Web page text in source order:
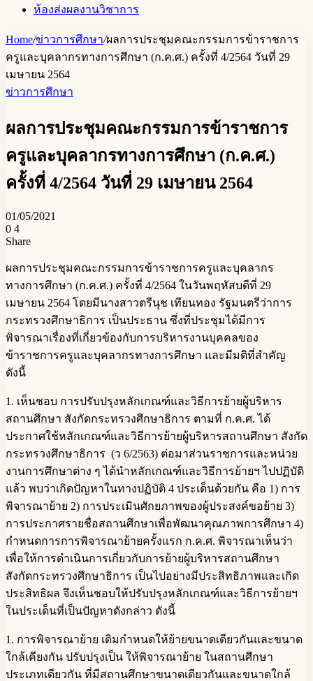
ห้องส่งผลงานวิชาการ
Home/ข่าวการศึกษา/ผลการประชุมคณะกรรมการข้าราชการ
ครูและบุคลากรทางการศึกษา (ก.ค.ศ.) ครั้งที่ 4/2564 วันที่ 29
เมษายน 2564
ข่าวการศึกษา
ผลการประชุมคณะกรรมการข้าราชการ
ครูและบุคลากรทางการศึกษา (ก.ค.ศ.)
ครั้งที่ 4/2564 วันที่ 29 เมษายน 2564
01/05/2021
0 4
Share
via
ผลการประชุมคณะกรรมการข้าราชการครูและบุคลากร
ทางการศึกษา (ก.ค.ศ.) ครั้งที่ 4/2564 ในวันพฤหัสบดีที่ 29
เมษายน 2564 โดยมีนางสาวตรีนุช เทียนทอง รัฐมนตรีว่าการ
กระทรวงศึกษาธิการ เป็นประธาน ซึ่งที่ประชุมได้มีการ
พิจารณาเรื่องที่เกี่ยวข้องกับการบริหารงานบุคคลของ
ข้าราชการครูและบุคลากรทางการศึกษา และมีมติที่สำคัญ
ดังนี้
1. เห็นชอบ การปรับปรุงหลักเกณฑ์และวิธีการย้ายผู้บริหาร
สถานศึกษา สังกัดกระทรวงศึกษาธิการ ตามที่ ก.ค.ศ. ได้
ประกาศใช้หลักเกณฑ์และวิธีการย้ายผู้บริหารสถานศึกษา สังกัด
กระทรวงศึกษาธิการ (ว 6/2563) ต่อมาส่วนราชการและหน่วย
งานการศึกษาต่าง ๆ ได้นำหลักเกณฑ์และวิธีการย้ายฯ ไปปฏิบัติ
แล้ว พบว่าเกิดปัญหาในทางปฏิบัติ 4 ประเด็นด้วยกัน คือ 1) การ
พิจารณาย้าย 2) การประเมินศักยภาพของผู้ประสงค์ขอย้าย 3)
การประกาศรายชื่อสถานศึกษาเพื่อพัฒนาคุณภาพการศึกษา 4)
กำหนดการการพิจารณาย้ายครั้งแรก ก.ค.ศ. พิจารณาเห็นว่า
เพื่อให้การดำเนินการเกี่ยวกับการย้ายผู้บริหารสถานศึกษา
สังกัดกระทรวงศึกษาธิการ เป็นไปอย่างมีประสิทธิภาพและเกิด
ประสิทธิผล จึงเห็นชอบให้ปรับปรุงหลักเกณฑ์และวิธีการย้ายฯ
ในประเด็นที่เป็นปัญหาดังกล่าว ดังนี้
1. การพิจารณาย้าย เดิมกำหนดให้ย้ายขนาดเดียวกันและขนาด
ใกล้เคียงกัน ปรับปรุงเป็น ให้พิจารณาย้าย ในสถานศึกษา
ประเภทเดียวกัน ที่มีสถานศึกษาขนาดเดียวกันและขนาดใกล้